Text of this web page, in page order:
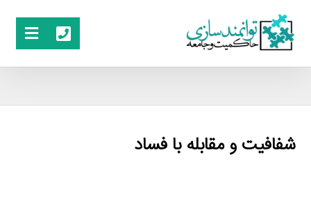
شفافیت و مقابله با فساد